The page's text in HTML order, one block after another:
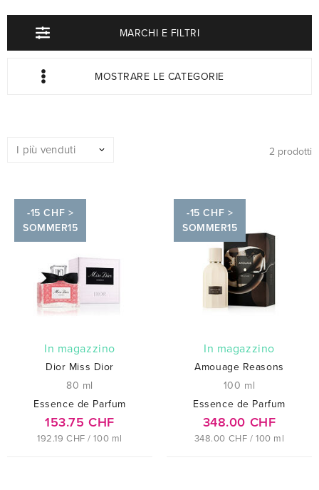
MARCHI E FILTRI
MOSTRARE LE CATEGORIE
2 prodotti
-15 CHF >
SOMMER15
In magazzino
Dior Miss Dior
80 ml
Essence de Parfum
153.75 CHF
192.19 CHF / 100 ml
-15 CHF >
SOMMER15
In magazzino
Amouage Reasons
100 ml
Essence de Parfum
348.00 CHF
348.00 CHF / 100 ml